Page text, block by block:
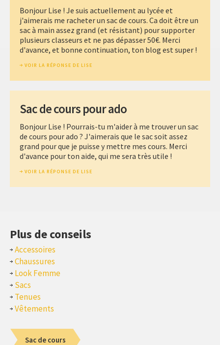
Bonjour Lise ! Je suis actuellement au lycée et
j'aimerais me racheter un sac de cours. Ca doit être un
sac à main assez grand (et résistant) pour supporter
plusieurs classeurs et ne pas dépasser 50€. Merci
d'avance, et bonne continuation, ton blog est super !
VOIR LA RÉPONSE DE LISE
Sac de cours pour ado
Bonjour Lise ! Pourrais-tu m'aider à me trouver un sac
de cours pour ado ? J'aimerais que le sac soit assez
grand pour que je puisse y mettre mes cours. Merci
d'avance pour ton aide, qui me sera très utile !
VOIR LA RÉPONSE DE LISE
Plus de conseils
Accessoires
Chaussures
Look Femme
Sacs
Tenues
Vêtements
Sac de cours